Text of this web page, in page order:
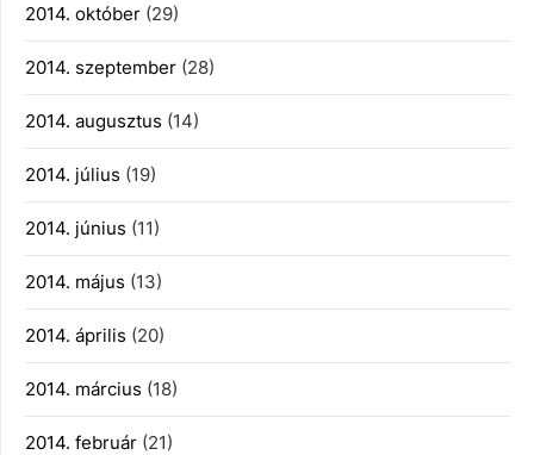
2014. október (29)
2014. szeptember (28)
2014. augusztus (14)
2014. július (19)
2014. június (11)
2014. május (13)
2014. április (20)
2014. március (18)
2014. február (21)